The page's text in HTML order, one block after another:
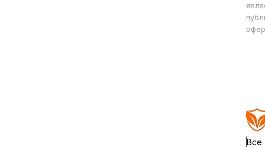
Все